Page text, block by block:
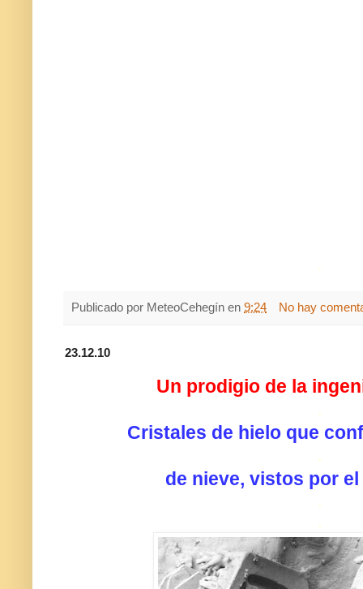
.
Publicado por MeteoCehegín en 9:24 No hay
23.12.10
Un prodigio de la
.
Cristales de hielo que
.
de nieve, vistos por
.
.